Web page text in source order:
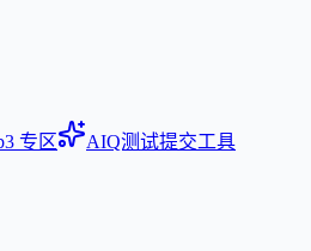
专区 AIQ测试提交工具